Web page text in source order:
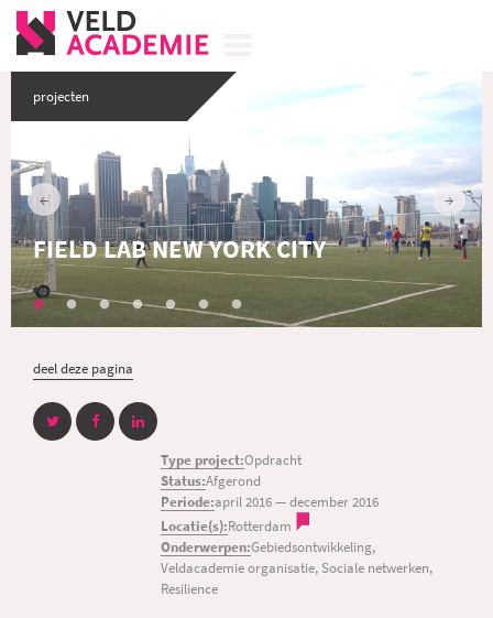
projecten
FIELD LAB NEW YORK CITY
deel deze pagina
Type project:Opdracht
Status:Afgerond
Periode:april 2016—december 2016
Locatie(s):Rotterdam
Onderwerpen:Gebiedsontwikkeling,
Veldacademie organisatie, Sociale netwerken,
Resilience